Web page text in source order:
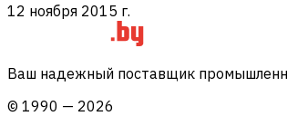
12 ноября 2015 г.
Ваш надежный поставщик
© 1990 — 2026